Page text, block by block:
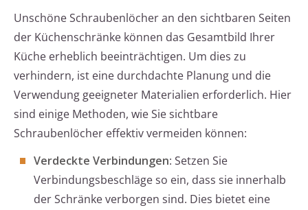
Unschöne Schraubenlöcher an den sichtbaren Seiten
der Küchenschränke können das Gesamtbild Ihrer
Küche erheblich beeinträchtigen. Um dies zu
verhindern, ist eine durchdachte Planung und die
Verwendung geeigneter Materialien erforderlich. Hier
sind einige Methoden, wie Sie sichtbare
Schraubenlöcher effektiv vermeiden können:
Verdeckte Verbindungen: Setzen Sie
Verbindungsbeschläge so ein, dass sie innerhalb
der Schränke verborgen sind. Dies bietet eine